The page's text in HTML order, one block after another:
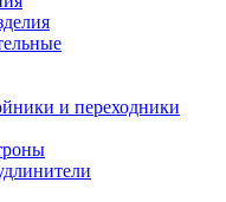
и переходники